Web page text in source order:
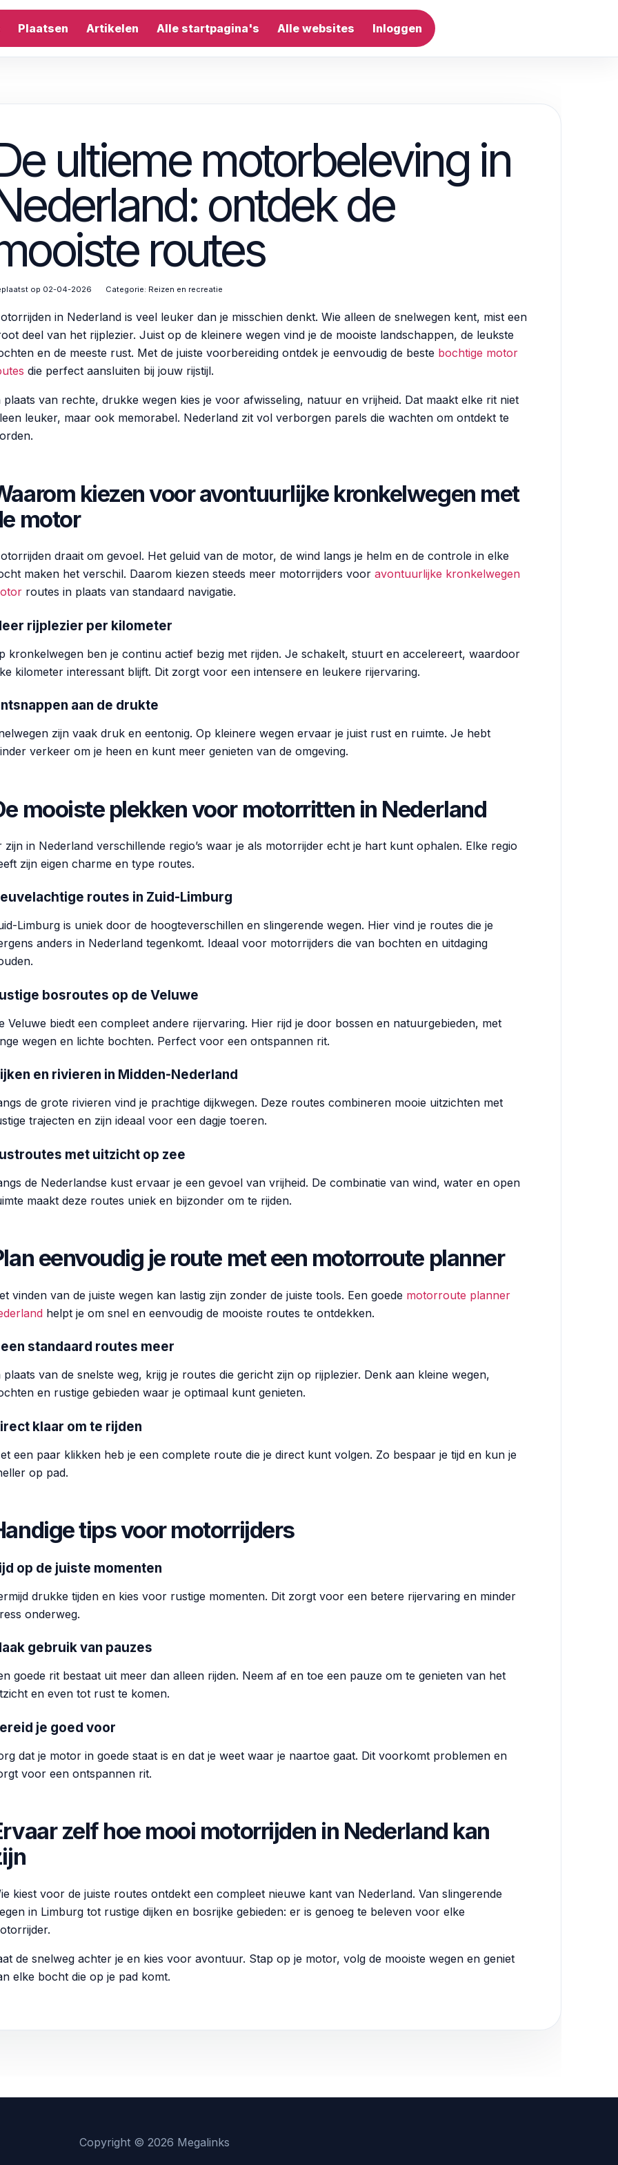
Plaatsen Artikelen Alle startpagina's Alle websites Inloggen
ultieme motorbeleving in
ontdek de
routes
op 02-04-2026 Categorie: Reizen en recreatie
in Nederland is veel leuker dan je misschien denkt. Wie alleen de snelwegen kent, mist een
deel van het rijplezier. Juist op de kleinere wegen vind je de mooiste landschappen, de leukste
en de meeste rust. Met de juiste voorbereiding ontdek je eenvoudig de beste bochtige motor
die perfect aansluiten bij jouw rijstijl.
plaats van rechte, drukke wegen kies je voor afwisseling, natuur en vrijheid. Dat maakt elke rit niet
leuker, maar ook memorabel. Nederland zit vol verborgen parels die wachten om ontdekt te
kiezen voor avontuurlijke kronkelwegen met
motor
draait om gevoel. Het geluid van de motor, de wind langs je helm en de controle in elke
maken het verschil. Daarom kiezen steeds meer motorrijders voor avontuurlijke kronkelwegen
routes in plaats van standaard navigatie.
rijplezier per kilometer
kronkelwegen ben je continu actief bezig met rijden. Je schakelt, stuurt en accelereert, waardoor
kilometer interessant blijft. Dit zorgt voor een intensere en leukere rijervaring.
aan de drukte
zijn vaak druk en eentonig. Op kleinere wegen ervaar je juist rust en ruimte. Je hebt
verkeer om je heen en kunt meer genieten van de omgeving.
mooiste plekken voor motorritten in Nederland
zijn in Nederland verschillende regio’s waar je als motorrijder echt je hart kunt ophalen. Elke regio
zijn eigen charme en type routes.
routes in Zuid-Limburg
Limburg is uniek door de hoogteverschillen en slingerende wegen. Hier vind je routes die je
anders in Nederland tegenkomt. Ideaal voor motorrijders die van bochten en uitdaging
bosroutes op de Veluwe
Veluwe biedt een compleet andere rijervaring. Hier rijd je door bossen en natuurgebieden, met
wegen en lichte bochten. Perfect voor een ontspannen rit.
en rivieren in Midden-Nederland
de grote rivieren vind je prachtige dijkwegen. Deze routes combineren mooie uitzichten met
trajecten en zijn ideaal voor een dagje toeren.
met uitzicht op zee
de Nederlandse kust ervaar je een gevoel van vrijheid. De combinatie van wind, water en open
maakt deze routes uniek en bijzonder om te rijden.
eenvoudig je route met een motorroute planner
vinden van de juiste wegen kan lastig zijn zonder de juiste tools. Een goede motorroute planner
helpt je om snel en eenvoudig de mooiste routes te ontdekken.
standaard routes meer
plaats van de snelste weg, krijg je routes die gericht zijn op rijplezier. Denk aan kleine wegen,
en rustige gebieden waar je optimaal kunt genieten.
klaar om te rijden
een paar klikken heb je een complete route die je direct kunt volgen. Zo bespaar je tijd en kun je
op pad.
tips voor motorrijders
op de juiste momenten
drukke tijden en kies voor rustige momenten. Dit zorgt voor een betere rijervaring en minder
onderweg.
gebruik van pauzes
goede rit bestaat uit meer dan alleen rijden. Neem af en toe een pauze om te genieten van het
en even tot rust te komen.
je goed voor
dat je motor in goede staat is en dat je weet waar je naartoe gaat. Dit voorkomt problemen en
voor een ontspannen rit.
zelf hoe mooi motorrijden in Nederland kan
kiest voor de juiste routes ontdekt een compleet nieuwe kant van Nederland. Van slingerende
in Limburg tot rustige dijken en bosrijke gebieden: er is genoeg te beleven voor elke
de snelweg achter je en kies voor avontuur. Stap op je motor, volg de mooiste wegen en geniet
elke bocht die op je pad komt.
Copyright © 2026 Megalinks